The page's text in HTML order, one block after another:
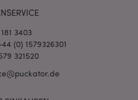
3403
(0) 1579326301
321520